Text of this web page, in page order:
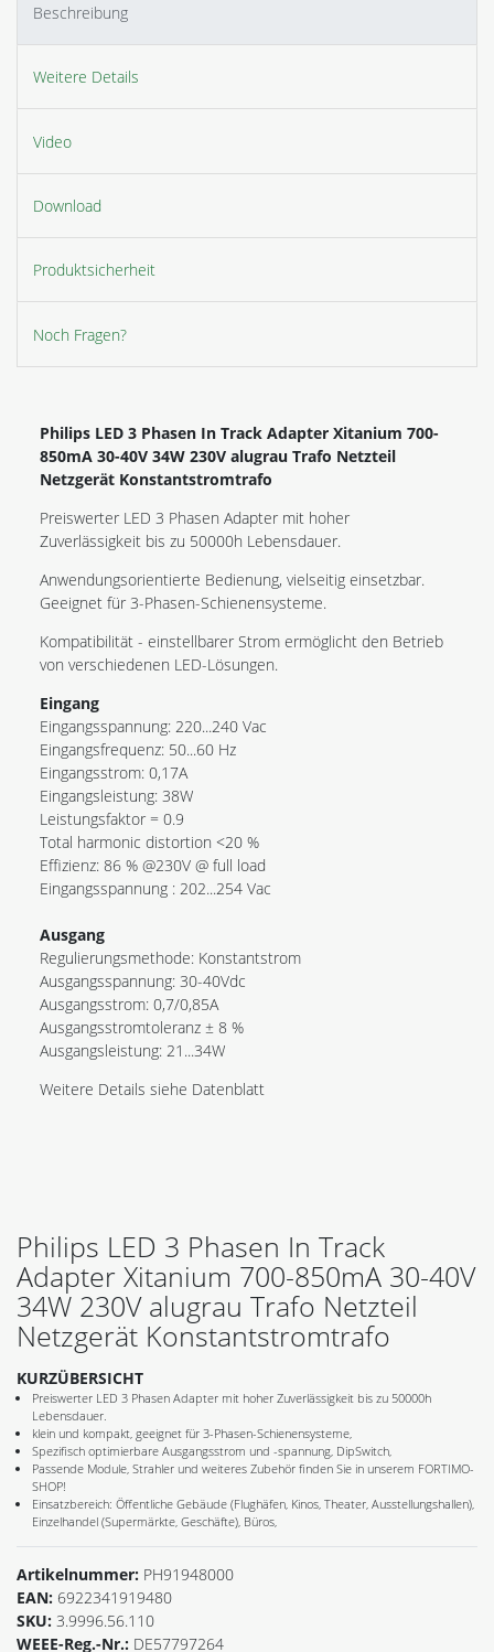
Beschreibung
Weitere Details
Video
Download
Produktsicherheit
Noch Fragen?
Philips LED 3 Phasen In Track Adapter Xitanium 700-
850mA 30-40V 34W 230V alugrau Trafo Netzteil
Netzgerät Konstantstromtrafo
Preiswerter LED 3 Phasen Adapter mit hoher
Zuverlässigkeit bis zu 50000h Lebensdauer.
Anwendungsorientierte Bedienung, vielseitig einsetzbar.
Geeignet für 3-Phasen-Schienensysteme.
Kompatibilität - einstellbarer Strom ermöglicht den Betrieb
von verschiedenen LED-Lösungen.
Eingang
Eingangsspannung: 220...240 Vac
Eingangsfrequenz: 50...60 Hz
Eingangsstrom: 0,17A
Eingangsleistung: 38W
Leistungsfaktor = 0.9
Total harmonic distortion <20 %
Effizienz: 86 % @230V @ full load
Eingangsspannung : 202...254 Vac
Ausgang
Regulierungsmethode: Konstantstrom
Ausgangsspannung: 30-40Vdc
Ausgangsstrom: 0,7/0,85A
Ausgangsstromtoleranz ± 8 %
Ausgangsleistung: 21...34W
Weitere Details siehe Datenblatt
Philips LED 3 Phasen In Track
Adapter Xitanium 700-850mA 30-40V
34W 230V alugrau Trafo Netzteil
Netzgerät Konstantstromtrafo
KURZÜBERSICHT
Preiswerter LED 3 Phasen Adapter mit hoher Zuverlässigkeit bis zu 50000h
Lebensdauer.
klein und kompakt, geeignet für 3-Phasen-Schienensysteme,
Spezifisch optimierbare Ausgangsstrom und -spannung, DipSwitch,
Passende Module, Strahler und weiteres Zubehör finden Sie in unserem FORTIMO-
SHOP!
Einsatzbereich: Öffentliche Gebäude (Flughäfen, Kinos, Theater, Ausstellungshallen),
Einzelhandel (Supermärkte, Geschäfte), Büros,
Artikelnummer: PH91948000
EAN: 6922341919480
SKU: 3.9996.56.110
WEEE-Reg.-Nr.: DE57797264